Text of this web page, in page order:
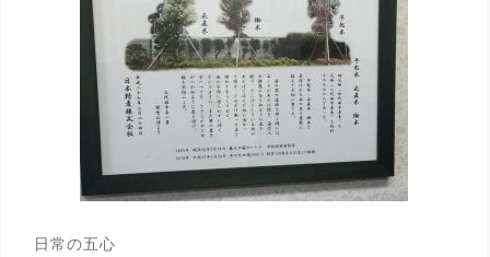
日常の五心